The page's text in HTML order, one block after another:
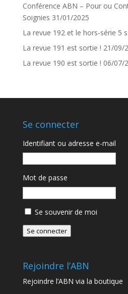
Conférence ABN – Pour ou
Soignies 31/01/2025
La revue 192 et le hors-série 5
La revue 191 est sortie ! 21/09/
La revue 190 est sortie ! 06/07/
Se connecter
Identifiant ou adresse e-mail
Mot de passe
Se souvenir de moi
Se connecter
Rejoindre l’ABN
Rejoindre l’ABN via la boutique